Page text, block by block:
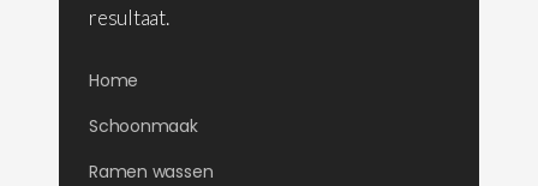
resultaat.
Home
Schoonmaak
Ramen wassen